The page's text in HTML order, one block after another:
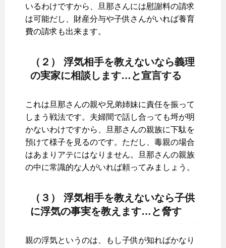
いるわけですから、旦那さんには慰謝料の請求
は可能だし、財産分与や子供さんがいれば養育
費の請求も出来ます。
（２） 浮気相手を教えないなら義理
の実家に相談します…と宣言する
これは旦那さんの親や兄弟姉妹に責任を振って
しまう戦法です。夫婦間で話し合っても埒が明
かないわけですから、旦那さんの親族に下駄を
預けて様子を見るのです。ただし、毒親の場合
はあまりアテにはなりません。旦那さんの親族
の中に常識的な人がいれば頼ってみましょう。
（３） 浮気相手を教えないなら子供
に浮気の事実を教えます…と脅す
親の浮気というのは、もし子供が知ればかなり